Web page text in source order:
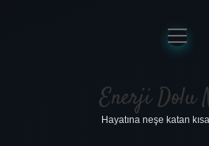
Anasayfa
Gizlilik
Yasal Uyarı
menüyü
aç
Enerji Dolu
Hayatına neşe katan